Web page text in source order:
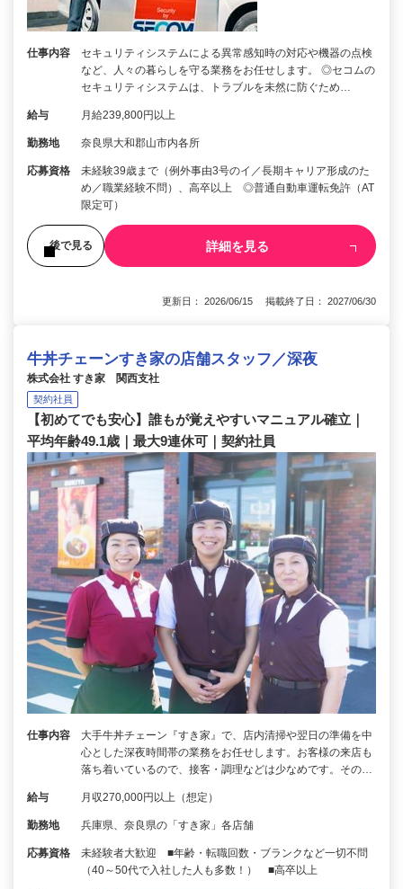
仕事内容
セキュリティシステムによる異常感知時の対応や機器の点検
など、人々の暮らしを守る業務をお任せします。 ◎セコムの
セキュリティシステムは、トラブルを未然に防ぐため…
給与 月給239,800円以上
勤務地 奈良県大和郡山市内各所
応募資格
未経験39歳まで（例外事由3号のイ／長期キャリア形成のた
め／職業経験不問）、高卒以上 ◎普通自動車運転免許（AT
限定可）
後で見る 詳細を見る
更新日： 2026/06/15 掲載終了日： 2027/06/30
牛丼チェーンすき家の店舗スタッフ／深夜
株式会社 すき家 関西支社
契約社員
【初めてでも安心】誰もが覚えやすいマニュアル確立｜
平均年齢49.1歳｜最大9連休可｜契約社員
仕事内容
大手牛丼チェーン『すき家』で、店内清掃や翌日の準備を中
心とした深夜時間帯の業務をお任せします。お客様の来店も
落ち着いているので、接客・調理などは少なめです。その…
給与 月収270,000円以上（想定）
勤務地 兵庫県、奈良県の「すき家」各店舗
応募資格
未経験者大歓迎 ■年齢・転職回数・ブランクなど一切不問
（40～50代で入社した人も多数！） ■高卒以上